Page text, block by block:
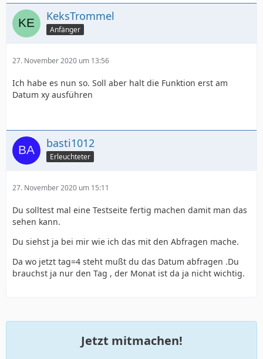
KeksTrommel
Anfänger
27. November 2020 um 13:56
Ich habe es nun so. Soll aber halt die Funktion erst am
Datum xy ausführen
basti1012
Erleuchteter
27. November 2020 um 15:11
Du solltest mal eine Testseite fertig machen damit man das
sehen kann.
Du siehst ja bei mir wie ich das mit den Abfragen mache.
Da wo jetzt tag=4 steht mußt du das Datum abfragen .Du
brauchst ja nur den Tag , der Monat ist da ja nicht wichtig.
Jetzt mitmachen!